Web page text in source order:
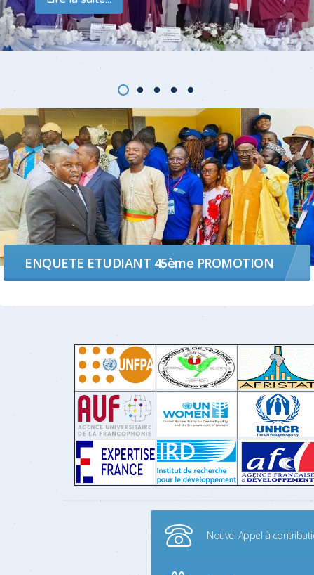
ENQUETE ETUDIANT 45ème PROMOTION
Nouvel Appel à